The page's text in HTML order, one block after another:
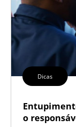
Dicas
o